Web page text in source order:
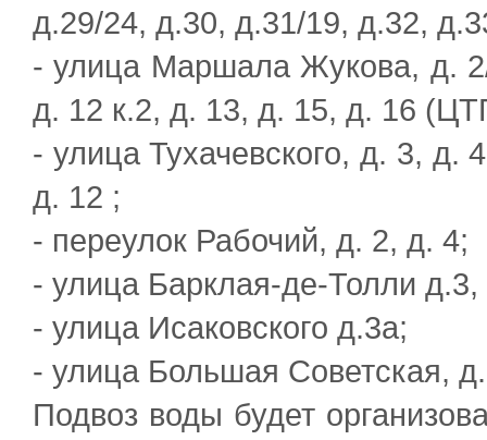
д.29/24, д.30, д.31/19, д.32,
- улица Маршала Жукова, д.
д. 12 к.2, д. 13, д. 15, д. 16
- улица Тухачевского, д. 3,
д. 12 ;
- переулок Рабочий, д. 2, д. 4;
- улица Барклая-де-Толли
- улица Исаковского д.3а;
- улица Большая Советская,
Подвоз воды будет